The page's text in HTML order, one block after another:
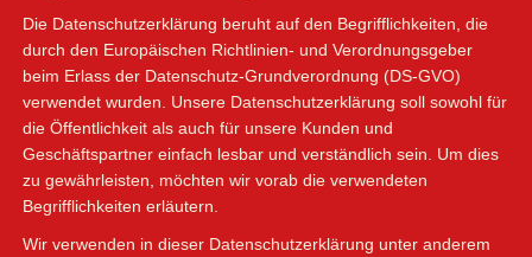
Die Datenschutzerklärung beruht auf den Begrifflichkeiten, die
durch den Europäischen Richtlinien- und Verordnungsgeber
beim Erlass der Datenschutz-Grundverordnung (DS-GVO)
verwendet wurden. Unsere Datenschutzerklärung soll sowohl für
die Öffentlichkeit als auch für unsere Kunden und
Geschäftspartner einfach lesbar und verständlich sein. Um dies
zu gewährleisten, möchten wir vorab die verwendeten
Begrifflichkeiten erläutern.
Wir verwenden in dieser Datenschutzerklärung unter anderem